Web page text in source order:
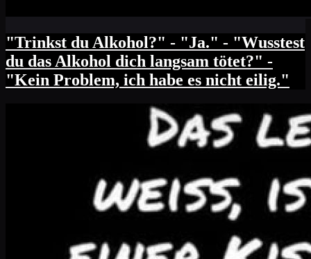
"Trinkst du Alkohol?" - "Ja." - "Wusstest
du das Alkohol dich langsam tötet?" -
"Kein Problem, ich habe es nicht eilig."